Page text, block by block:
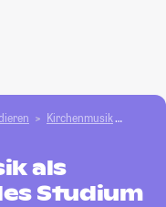
Kirchenmusik
als
Studium